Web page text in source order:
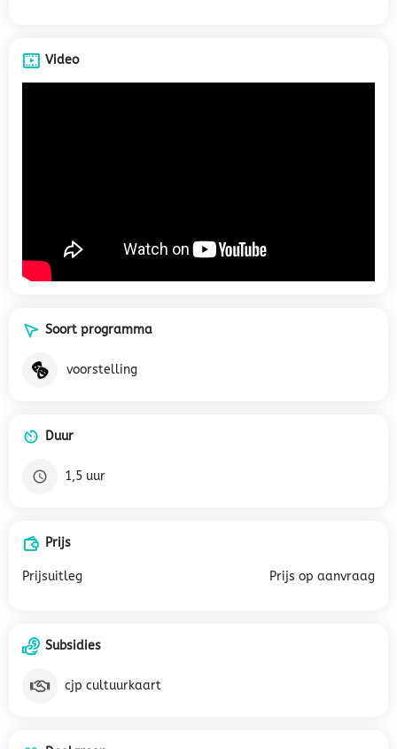
Video
Soort programma
voorstelling
Duur
1,5 uur
Prijs
Prijsuitleg Prijs op aanvraag
Subsidies
cjp cultuurkaart